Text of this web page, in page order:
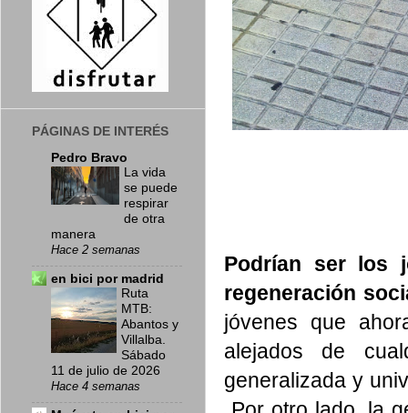
Podrían ser los
regeneración
jóvenes que
alejados de
generalizada y
PÁGINAS DE INTERÉS
Pedro Bravo
La vida
se puede
respirar
de otra
manera
Hace 2 semanas
en bici por madrid
Ruta
MTB:
Abantos y
Villalba.
Sábado
11 de julio de 2026
Hace 4 semanas